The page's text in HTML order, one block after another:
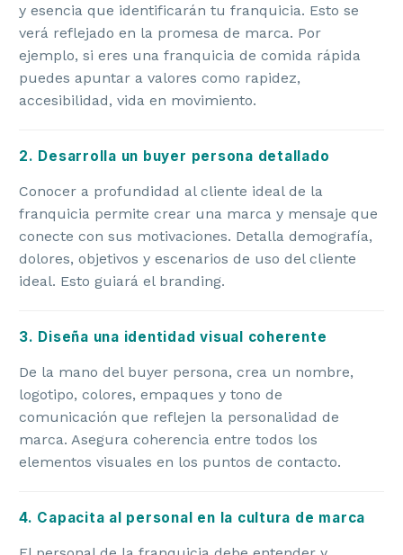
y esencia que identificarán tu franquicia. Esto se
verá reflejado en la promesa de marca. Por
ejemplo, si eres una franquicia de comida rápida
puedes apuntar a valores como rapidez,
accesibilidad, vida en movimiento.
2. Desarrolla un buyer persona detallado
Conocer a profundidad al cliente ideal de la
franquicia permite crear una marca y mensaje que
conecte con sus motivaciones. Detalla demografía,
dolores, objetivos y escenarios de uso del cliente
ideal. Esto guiará el branding.
3. Diseña una identidad visual coherente
De la mano del buyer persona, crea un nombre,
logotipo, colores, empaques y tono de
comunicación que reflejen la personalidad de
marca. Asegura coherencia entre todos los
elementos visuales en los puntos de contacto.
4. Capacita al personal en la cultura de marca